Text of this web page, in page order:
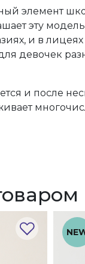
элемент
эту
и в
и после